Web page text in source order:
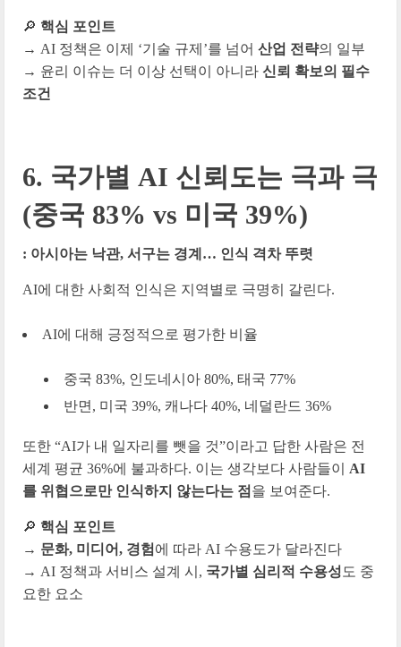
🔎 핵심 포인트
→ AI 정책은 이제 ‘기술 규제’를 넘어 산업 전략의 일부
→ 윤리 이슈는 더 이상 선택이 아니라 신뢰 확보의 필수
조건
6. 국가별 AI 신뢰도는 극과 극
(중국 83% vs 미국 39%)
: 아시아는 낙관, 서구는 경계… 인식 격차 뚜렷
AI에 대한 사회적 인식은 지역별로 극명히 갈린다.
AI에 대해 긍정적으로 평가한 비율
중국 83%, 인도네시아 80%, 태국 77%
반면, 미국 39%, 캐나다 40%, 네덜란드 36%
또한 “AI가 내 일자리를 뺏을 것”이라고 답한 사람은 전
세계 평균 36%에 불과하다. 이는 생각보다 사람들이 AI
를 위협으로만 인식하지 않는다는 점 을 보여준다.
🔎 핵심 포인트
→ 문화, 미디어, 경험 에 따라 AI 수용도가 달라진다
→ AI 정책과 서비스 설계 시, 국가별 심리적 수용성 도 중
요한 요소